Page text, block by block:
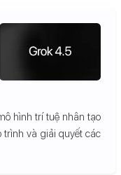
hình trí tuệ nhân tạo
và giải quyết các